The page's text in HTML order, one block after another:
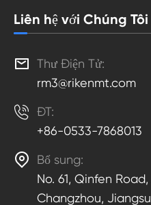
Liên hệ với Chúng Tôi
 Thư Điện Tử:
rm3@rikenmt.com
 ĐT:
+86-0533-7868013

Bổ sung:
No. 61, Qinfen
Changzhou,